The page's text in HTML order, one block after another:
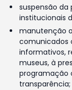
suspensão
institucionais
manutenção
comunicados
informativos,
museus, à
programação
transparência;